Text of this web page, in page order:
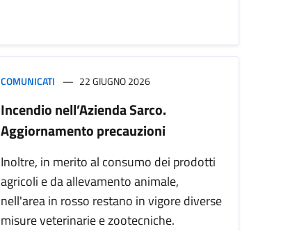
COMUNICATI 22 GIUGNO 2026
Incendio nell’Azienda Sarco.
Aggiornamento precauzioni
Inoltre, in merito al consumo dei prodotti
agricoli e da allevamento animale,
nell'area in rosso restano in vigore diverse
misure veterinarie e zootecniche.